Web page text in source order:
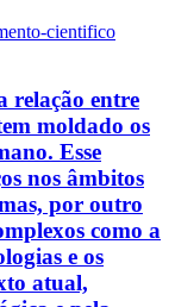
cientifico
relação entre
moldado os
Esse
nos âmbitos
por outro
como a
e os
atual,